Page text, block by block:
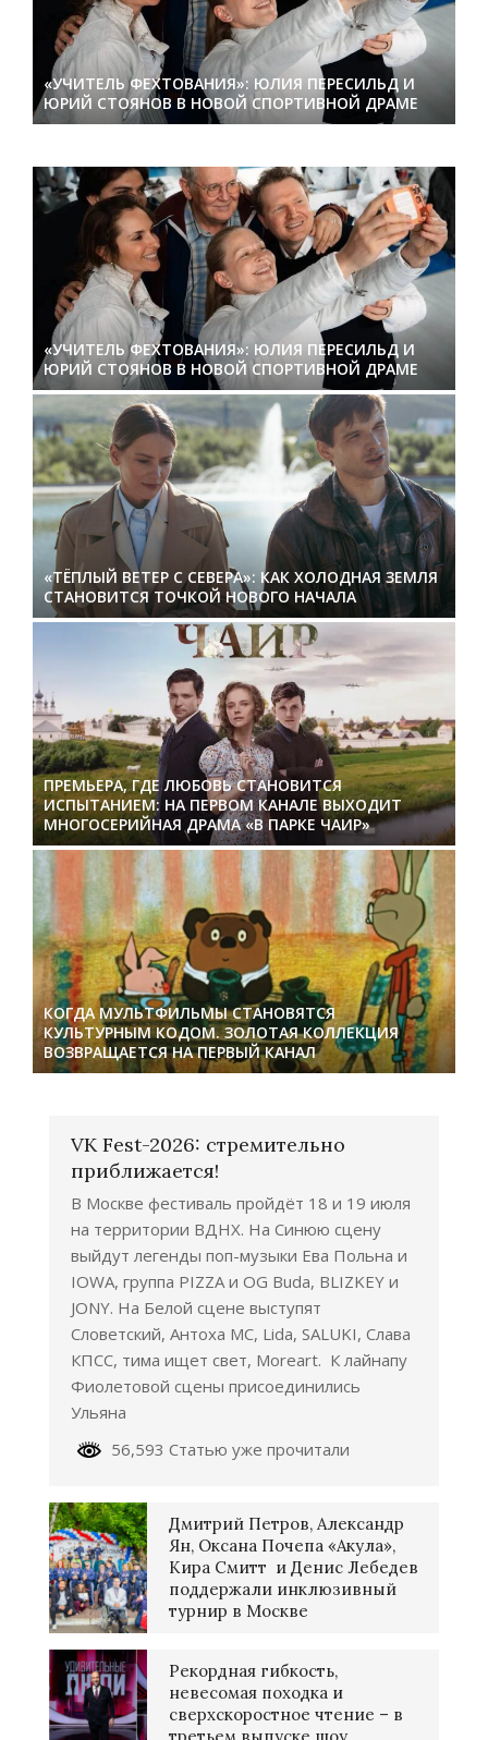
«УЧИТЕЛЬ ФЕХТОВАНИЯ»: ЮЛИЯ ПЕРЕСИЛЬД И
ЮРИЙ СТОЯНОВ В НОВОЙ СПОРТИВНОЙ ДРАМЕ
«УЧИТЕЛЬ ФЕХТОВАНИЯ»: ЮЛИЯ ПЕРЕСИЛЬД И
ЮРИЙ СТОЯНОВ В НОВОЙ СПОРТИВНОЙ ДРАМЕ
«ТЁПЛЫЙ ВЕТЕР С СЕВЕРА»: КАК ХОЛОДНАЯ ЗЕМЛЯ
СТАНОВИТСЯ ТОЧКОЙ НОВОГО НАЧАЛА
ПРЕМЬЕРА, ГДЕ ЛЮБОВЬ СТАНОВИТСЯ
ИСПЫТАНИЕМ: НА ПЕРВОМ КАНАЛЕ ВЫХОДИТ
МНОГОСЕРИЙНАЯ ДРАМА «В ПАРКЕ ЧАИР»
КОГДА МУЛЬТФИЛЬМЫ СТАНОВЯТСЯ
КУЛЬТУРНЫМ КОДОМ. ЗОЛОТАЯ КОЛЛЕКЦИЯ
ВОЗВРАЩАЕТСЯ НА ПЕРВЫЙ КАНАЛ
VK Fest-2026: стремительно
приближается!
В Москве фестиваль пройдёт 18 и 19 июля
на территории ВДНХ. На Синюю сцену
выйдут легенды поп-музыки Ева Польна и
IOWA, группа PIZZA и OG Buda, BLIZKEY и
JONY. На Белой сцене выступят
Словетский, Антоха МС, Lida, SALUKI, Слава
КПСС, тима ищет свет, Moreart. К лайнапу
Фиолетовой сцены присоединились
Ульяна
56,593 Статью уже прочитали
Дмитрий Петров, Александр
Ян, Оксана Почепа «Акула»,
Кира Смитт и Денис Лебедев
поддержали инклюзивный
турнир в Москве
Рекордная гибкость,
невесомая походка и
сверхскоростное чтение – в